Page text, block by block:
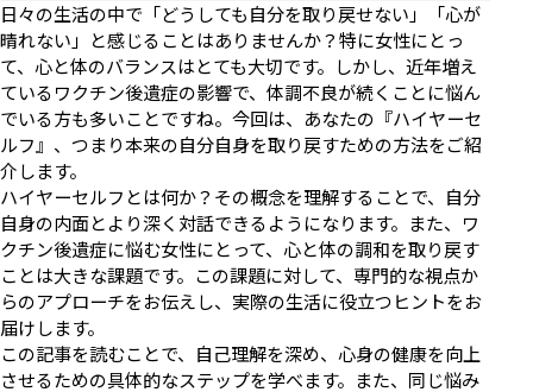
日々の生活の中で「どうしても自分を取り戻せない」「心が
晴れない」と感じることはありませんか？特に女性にとっ
て、心と体のバランスはとても大切です。しかし、近年増え
ているワクチン後遺症の影響で、体調不良が続くことに悩ん
でいる方も多いことですね。今回は、あなたの『ハイヤーセ
ルフ』、つまり本来の自分自身を取り戻すための方法をご紹
介します。
ハイヤーセルフとは何か？その概念を理解することで、自分
自身の内面とより深く対話できるようになります。また、ワ
クチン後遺症に悩む女性にとって、心と体の調和を取り戻す
ことは大きな課題です。この課題に対して、専門的な視点か
らのアプローチをお伝えし、実際の生活に役立つヒントをお
届けします。
この記事を読むことで、自己理解を深め、心身の健康を向上
させるための具体的なステップを学べます。また、同じ悩み